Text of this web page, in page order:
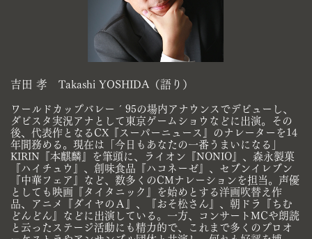
吉田 孝 Takashi YOSHIDA（語り）
ワールドカップバレー´95の場内アナウンスでデビューし、
ダビスタ実況アナとして東京ゲームショウなどに出演。その
後、代表作とな​るCX『スーパーニュース』のナレーターを14
年間務める。現在は「今日もあなたの一番うまいになる」
KIRIN『本麒麟』を筆頭に、ラ​イオン『NONIO』、森永製菓
『ハイチュウ』、創味食品『ハコネーゼ』、セブンイレブン
『中華フェア』など、数多くのCMナレーショ​ンを担当。声優
としても映画『タイタニック』を始めとする洋画吹替え作
品、アニメ『ダイヤのＡ』、『おそ松さん』、朝ドラ『ちむ
ど​んどん』などに出演している。一方、コンサートMCや朗読
と云ったステージ活動にも精力的で、これまで多くのプロオ